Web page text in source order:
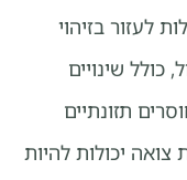
בזיהוי
שינויים
תזונתיים
יכולות להיות